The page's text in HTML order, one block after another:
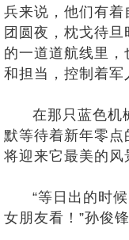
兵来说，他们有
团圆夜，枕戈待
的一道道航线里
和担当，控制着军
在那只蓝色机械
默等待着新年零点
将迎来它最美的风
“等日出的时候
女朋友看！”孙俊